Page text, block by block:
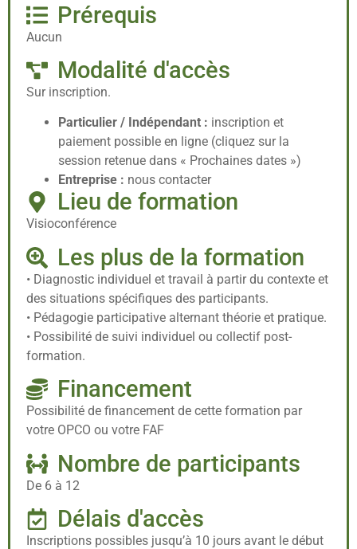
Prérequis
Aucun
Modalité d'accès
Sur inscription.
Particulier / Indépendant : inscription et
paiement possible en ligne (cliquez sur la
session retenue dans « Prochaines dates »)
Entreprise : nous contacter
Lieu de formation
Visioconférence
Les plus de la formation
• Diagnostic individuel et travail à partir du contexte et
des situations spécifiques des participants.
• Pédagogie participative alternant théorie et pratique.
• Possibilité de suivi individuel ou collectif post-
formation.
Financement
Possibilité de financement de cette formation par
votre OPCO ou votre FAF
Nombre de participants
De 6 à 12
Délais d'accès
Inscriptions possibles jusqu’à 10 jours avant le début